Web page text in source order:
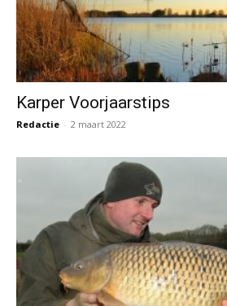
Karper Voorjaarstips
Redactie - 2 maart 2022